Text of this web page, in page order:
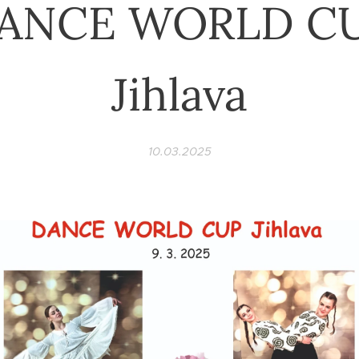
WORLD
Jihlava
10.03.2025